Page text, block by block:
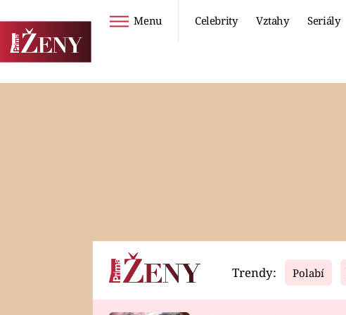
Menu Celebrity Vztahy Seriály
Horoskopy Video
Trendy: Polabí